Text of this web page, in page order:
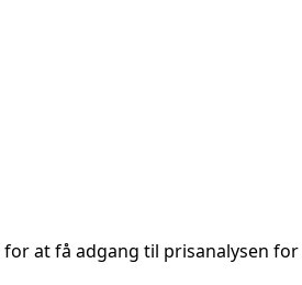
at få adgang til prisanalysen for